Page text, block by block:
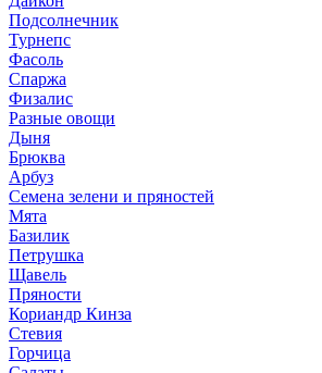
Подсолнечник
Турнепс
Фасоль
Спаржа
Физалис
Разные овощи
Дыня
Брюква
Арбуз
Семена зелени и пряностей
Мята
Базилик
Петрушка
Щавель
Пряности
Кориандр Кинза
Стевия
Горчица